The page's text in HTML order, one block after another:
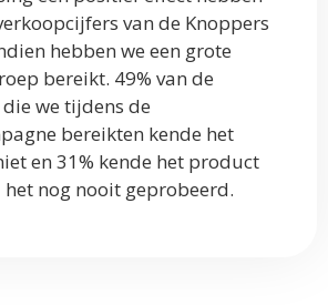
van de Knoppers
hebben we een grote
bereikt. 49% van de
we tijdens de
bereikten kende het
en 31% kende het product
nog nooit geprobeerd.